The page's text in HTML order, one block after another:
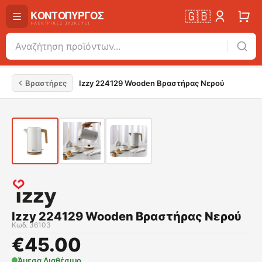
🇬🇧
Βραστήρες Izzy 224129 Wooden Βραστήρας Νερού
Izzy 224129 Wooden Βραστήρας Νερού
Κωδ. 36103
€45.00